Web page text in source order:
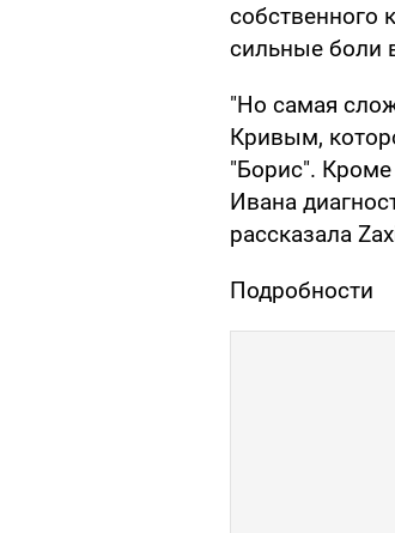
собственного
сильные боли
"Но самая
Кривым,
"Борис".
Ивана
рассказала
Подробности